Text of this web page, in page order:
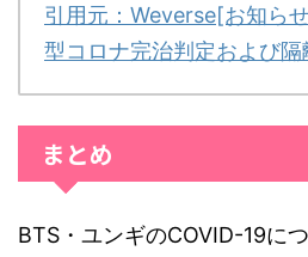
引用元：Weverse[お知ら
型コロナ完治判定および
まとめ
BTS・ユンギのCOVID-19に